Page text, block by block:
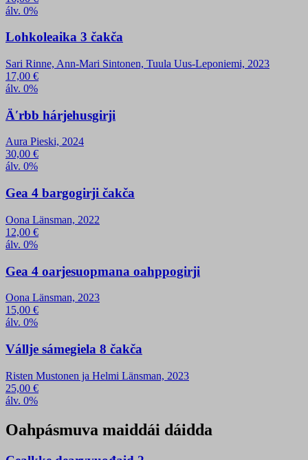
álv. 0%
Lohkoleaika 3 čakča
Sari Rinne, Ann-Mari Sintonen, Tuula Uus-Leponiemi, 2023
17,00 €
álv. 0%
Äʹrbb hárjehusgirji
Aura Pieski, 2024
30,00 €
álv. 0%
Gea 4 bargogirji čakča
Oona Länsman, 2022
12,00 €
álv. 0%
Gea 4 oarjesuopmana oahppogirji
Oona Länsman, 2023
15,00 €
álv. 0%
Vállje sámegiela 8 čakča
Risten Mustonen ja Helmi Länsman, 2023
25,00 €
álv. 0%
Oahpásmuva maiddái dáidda